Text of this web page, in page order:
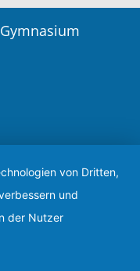
von Dritten,
und
der Nutzer